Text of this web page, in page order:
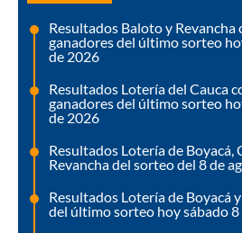
Resultados Baloto y Revancha
ganadores del último sorteo
de 2026
Resultados Lotería del Cauca
ganadores del último sorteo
de 2026
Resultados Lotería de Boyacá,
Revancha del sorteo del 8 de
Resultados Lotería de Boyacá
del último sorteo hoy sábado